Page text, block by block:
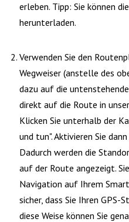
erleben. Tipp: Sie können
herunterladen.
Verwenden Sie den
Wegweiser (anstelle des
dazu auf die
direkt auf die Route in
Klicken Sie unterhalb der
und tun". Aktivieren Sie
Dadurch werden die
auf der Route angezeigt.
Navigation auf Ihrem
sicher, dass Sie Ihren
diese Weise können Sie